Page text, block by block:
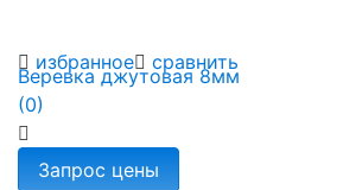
избранное сравнить
Веревка джутовая 8мм
(0)